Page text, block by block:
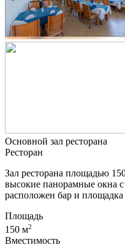
Основной зал ресторана
Ресторан
Зал ресторана площадью
высокие панорамные окна
расположен бар и площадка
Площадь
150 м2
Вместимость